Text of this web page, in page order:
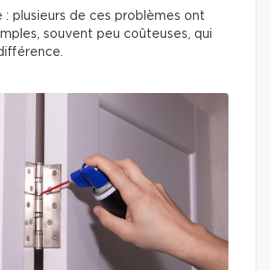
: plusieurs de ces problèmes ont
souvent peu coûteuses, qui